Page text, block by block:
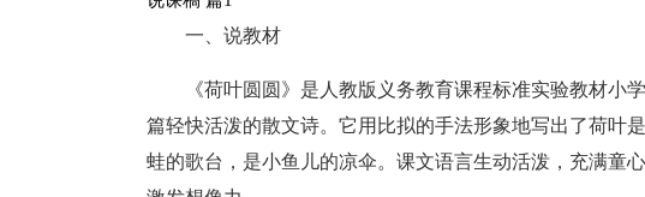
一、说教材
《荷叶圆圆》是人教版义务教育课程标准实验教材小
篇轻快活泼的散文诗。它用比拟的手法形象地写出了荷叶
蛙的歌台，是小鱼儿的凉伞。课文语言生动活泼，充满童